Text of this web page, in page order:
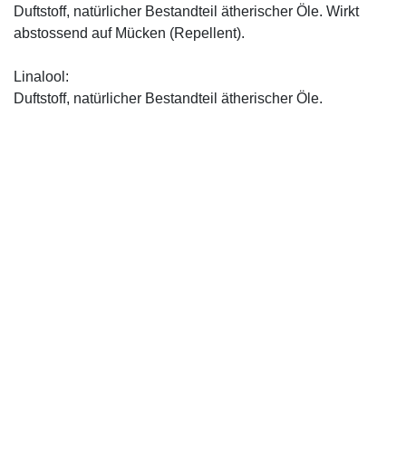
Duftstoff, natürlicher Bestandteil ätherischer Öle. Wirkt
abstossend auf Mücken (Repellent).
Linalool:
Duftstoff, natürlicher Bestandteil ätherischer Öle.